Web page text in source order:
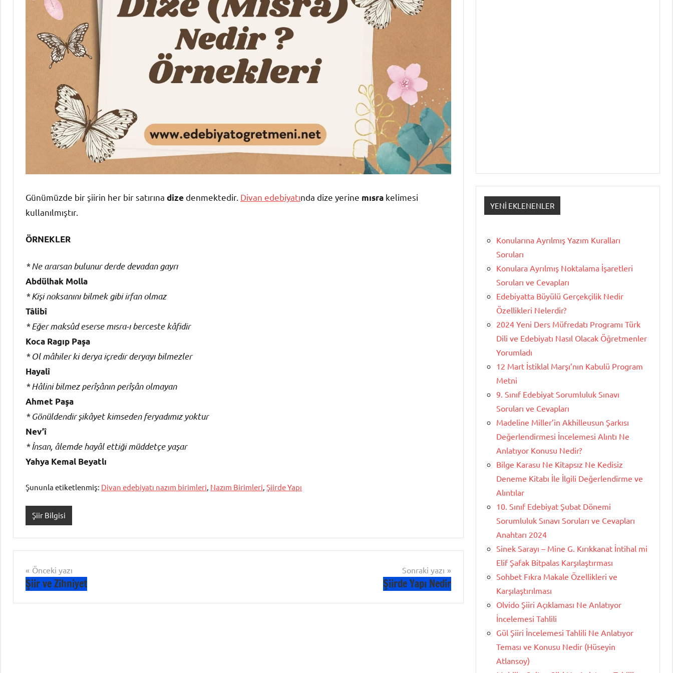
Günümüzde bir şiirin her bir satırına dizedenmektedir. Divan edebiyatında dize yerine mısra kelimesi
kullanılmıştır.
ÖRNEKLER
* Ne ararsan bulunur derde devadan gayrı
Abdülhak Molla
* Kişi noksanını bilmek gibi irfan olmaz
Tâlibî
* Eğer maksûd eserse mısra-ı berceste kâfidir
Koca Ragıp Paşa
* Ol mâhiler ki derya içredir deryayı bilmezler
Hayalî
* Hâlini bilmez perîşânın perîşân olmayan
Ahmet Paşa
* Gönüldendir şikâyet kimseden feryadımız yoktur
Nev’î
* İnsan, âlemde hayâl ettiği müddetçe yaşar
Yahya Kemal Beyatlı
Şununla etiketlenmiş: Divan edebiyatı nazım birimleri, Nazım Birimleri, Şiirde Yapı
Şiir Bilgisi
Yazı
gezinmesi
Önceki yazı
Şiir ve Zihniyet
Sonraki yazı
Şiirde Yapı Nedir
YENI EKLENENLER
Konularına Ayrılmış Yazım Kuralları
Soruları
Konulara Ayrılmış Noktalama İşaretleri
Soruları ve Cevapları
Edebiyatta Büyülü Gerçekçilik Nedir
Özellikleri Nelerdir?
2024 Yeni Ders Müfredatı Programı Türk
Dili ve Edebiyatı Nasıl Olacak Öğretmenler
Yorumladı
12 Mart İstiklal Marşı’nın Kabulü Program
Metni
9. Sınıf Edebiyat Sorumluluk Sınavı
Soruları ve Cevapları
Madeline Miller’in Akhilleusun Şarkısı
Değerlendirmesi İncelemesi Alıntı Ne
Anlatıyor Konusu Nedir?
Bilge Karasu Ne Kitapsız Ne Kedisiz
Deneme Kitabı İle İlgili Değerlendirme ve
Alıntılar
10. Sınıf Edebiyat Şubat Dönemi
Sorumluluk Sınavı Soruları ve Cevapları
Anahtarı 2024
Sinek Sarayı – Mine G. Kırıkkanat İntihal mi
Elif Şafak Bitpalas Karşılaştırması
Sohbet Fıkra Makale Özellikleri ve
Karşılaştırılması
Olvido Şiiri Açıklaması Ne Anlatıyor
İncelemesi Tahlili
Gül Şiiri İncelemesi Tahlili Ne Anlatıyor
Teması ve Konusu Nedir (Hüseyin
Atlansoy)